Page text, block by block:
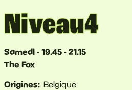
Niveau4
Samedi - 19.45 - 21.15
The Fox
Origines
Belgique